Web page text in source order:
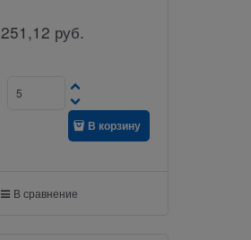
251,12 руб.
В корзину
В сравнение